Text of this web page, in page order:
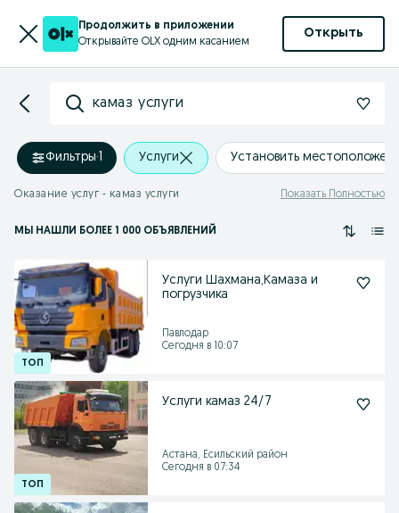
Продолжить в приложении
Открывайте OLX одним касанием
Открыть
камаз услуги
Фильтры·1 Услуги Установить
Оказание услуг - камаз услуги Показать Полностью
МЫ НАШЛИ БОЛЕЕ 1 000 ОБЪЯВЛЕНИЙ
Услуги Шахмана,Камаза и
погрузчика
Павлодар
Сегодня в 10:07
Услуги камаз 24/7
Астана, Есильский район
Сегодня в 07:34